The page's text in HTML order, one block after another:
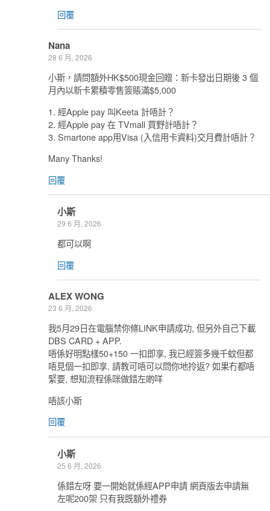
回覆
Nana
28 6 月, 2026
小斯，請問額外HK$500現金回贈：新卡發出日期後 3 個
月內以新卡累積零售簽賬滿$5,000
1. 經Apple pay 叫Keeta 計唔計？
2. 經Apple pay 在 TVmall 買野計唔計？
3. Smartone app用Visa (入信用卡資料)交月費計唔計？
Many Thanks!
回覆
小斯
29 6 月, 2026
都可以啊
回覆
ALEX WONG
23 6 月, 2026
我5月29日在電腦禁你條LINK申請成功, 但另外自己下載
DBS CARD + APP.
唔係好明點樣50+150 一扣即享, 我已經簽多幾千蚊但都
唔見個一扣即享, 請教可唔可以問你地拎返? 如果冇都唔
緊要, 想知流程係咪做錯左啲咩
唔該小斯
回覆
小斯
25 6 月, 2026
係錯左呀 要一開始就係經APP申請 網頁版去申請無
左呢200架 只有我既額外禮券